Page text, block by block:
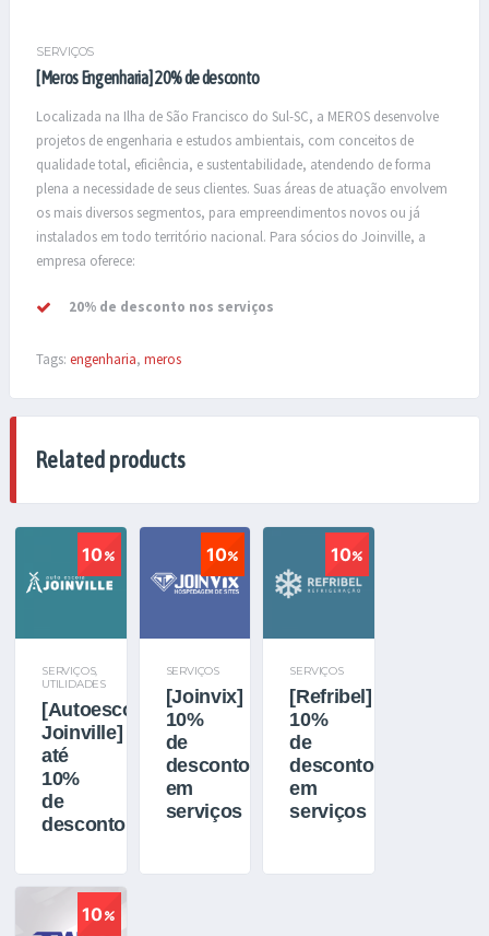
SERVIÇOS
[Meros Engenharia] 20% de desconto
Localizada na Ilha de São Francisco do Sul-SC, a MEROS desenvolve
projetos de engenharia e estudos ambientais, com conceitos de
qualidade total, eficiência, e sustentabilidade, atendendo de forma
plena a necessidade de seus clientes. Suas áreas de atuação envolvem
os mais diversos segmentos, para empreendimentos novos ou já
instalados em todo território nacional. Para sócios do Joinville, a
empresa oferece:
20% de desconto nos serviços
Tags: engenharia, meros
Related products
10
SERVIÇOS,
UTILIDADES
[Autoescola
Joinville]
até
10%
de
desconto
10
SERVIÇOS
[Joinvix]
10%
de
desconto
em
serviços
10
SERVIÇOS
[Refribel]
10%
de
desconto
em
serviços
10